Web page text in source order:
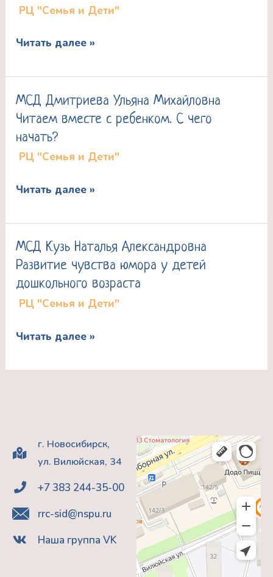
РЦ "Семья и Дети"
Александровна
между
в
одной
семье
Читать далее »
МСД Дмитриева Ульяна Михайловна
Читаем вместе с ребенком. С чего
начать?
РЦ "Семья и Дети"
МСД
Дмитриева
Ульяна
Михайловна
вместе
С
чего
начать?
Читать далее »
МСД Кузь Наталья Александровна
Развитие чувства юмора у детей
дошкольного возраста
РЦ "Семья и Дети"
МСД
Кузь
Наталья
Александровна
чувства
Читать далее »
г. Новосибирск,
ул. Вилюйская, 34
+7 383 244-35-00
rrc-sid@nspu.ru
Наша группа VK